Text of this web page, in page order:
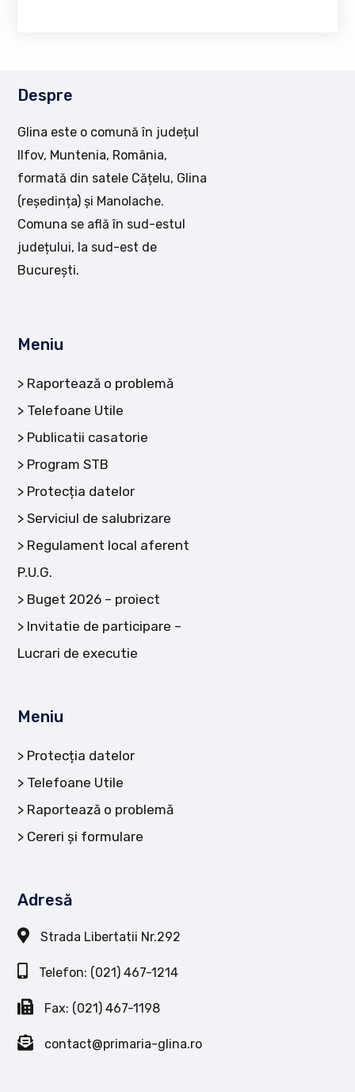
Despre
Glina este o comună în județul
Ilfov, Muntenia, România,
formată din satele Cățelu, Glina
(reședința) și Manolache.
Comuna se află în sud-estul
județului, la sud-est de
București.
Meniu
Raportează o problemă
Telefoane Utile
Publicatii casatorie
Program STB
Protecția datelor
Serviciul de salubrizare
Regulament local aferent
P.U.G.
Buget 2026 – proiect
Invitatie de participare –
Lucrari de executie
Meniu
Protecția datelor
Telefoane Utile
Raportează o problemă
Cereri și formulare
Adresă
Strada Libertatii Nr.292
Telefon: (021) 467-1214
Fax: (021) 467-1198
contact@primaria-glina.ro